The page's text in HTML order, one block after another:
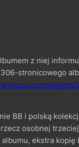
z niej
stronicowego
images/
BB i polską
osobnej
ekstra